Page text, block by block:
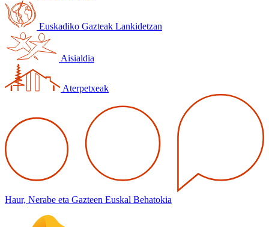
Euskadiko Gazteak Lankidetzan
Aisialdia
Aterpetxeak
Haur, Nerabe eta Gazteen Euskal Behatokia